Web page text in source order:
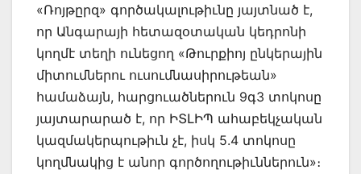
«Ռոյթըրզ» գործակալութիւնը յայտնած է,
որ Անգարայի հետազօտական կեդրոնի
կողմէ տեղի ունեցող «Թուրքիոյ ընկերային
միտումներու ուսումնասիրութեան»
համաձայն, հարցուածներուն 9գ3 տոկոսը
յայտարարած է, որ ԻՏԼԻՊ ահաբեկչական
կազմակերպութիւն չէ, իսկ 5.4 տոկոսը
կողմնակից է անոր գործողութիւններուն»։